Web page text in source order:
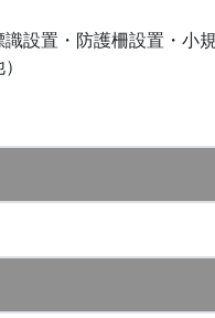
設置・防護柵設置・小